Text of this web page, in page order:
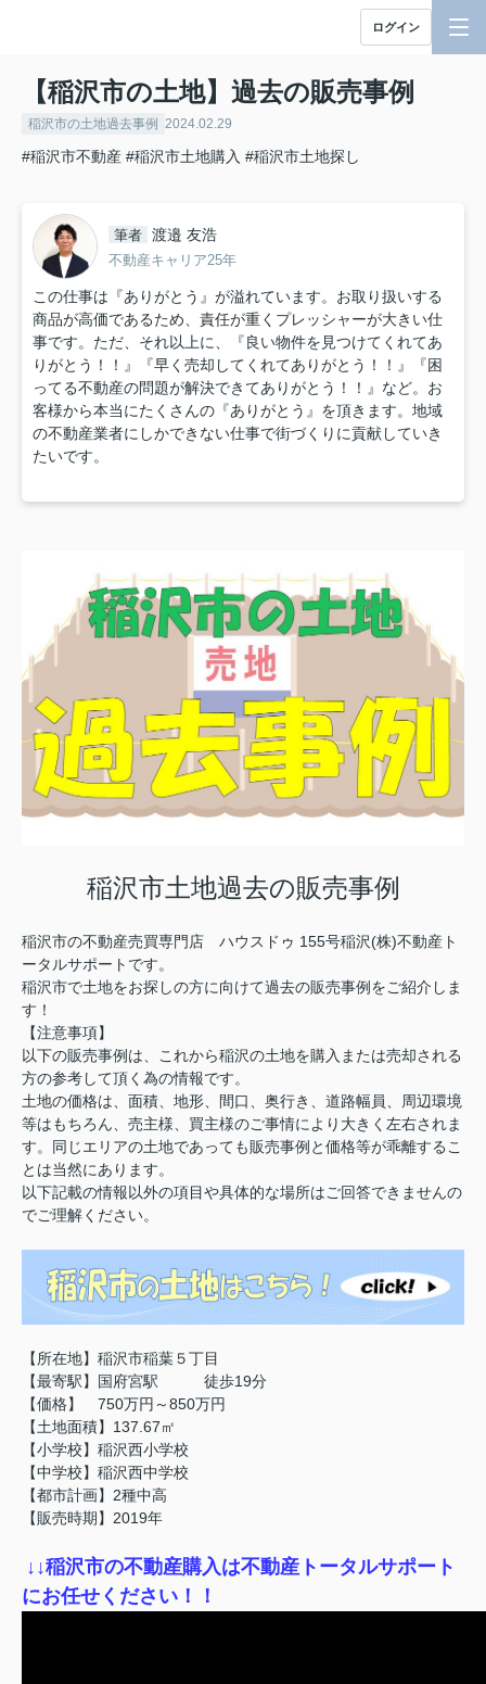
ログイン
【稲沢市の土地】過去の販売事例
稲沢市の土地過去事例 2024.02.29
#稲沢市不動産 #稲沢市土地購入 #稲沢市土地探し
筆者 渡邉 友浩
不動産キャリア25年
この仕事は『ありがとう』が溢れています。お取り扱いする
商品が高価であるため、責任が重くプレッシャーが大きい仕
事です。ただ、それ以上に、『良い物件を見つけてくれてあ
りがとう！！』『早く売却してくれてありがとう！！』『困
ってる不動産の問題が解決できてありがとう！！』など。お
客様から本当にたくさんの『ありがとう』を頂きます。地域
の不動産業者にしかできない仕事で街づくりに貢献していき
たいです。
稲沢市土地過去の販売事例
稲沢市の不動産売買専門店 ハウスドゥ 155号稲沢(株)不動産ト
ータルサポートです。
稲沢市で土地をお探しの方に向けて過去の販売事例をご紹介しま
す！
【注意事項】
以下の販売事例は、これから稲沢の土地を購入または売却される
方の参考して頂く為の情報です。
土地の価格は、面積、地形、間口、奥行き、道路幅員、周辺環境
等はもちろん、売主様、買主様のご事情により大きく左右されま
す。同じエリアの土地であっても販売事例と価格等が乖離するこ
とは当然にあります。
以下記載の情報以外の項目や具体的な場所はご回答できませんの
でご理解ください。
【所在地】稲沢市稲葉５丁目
【最寄駅】国府宮駅 徒歩19分
【価格】 750万円～850万円
【土地面積】137.67㎡
【小学校】稲沢西小学校
【中学校】稲沢西中学校
【都市計画】2種中高
【販売時期】2019年
↓ ↓稲沢市の不動産購入は不動産トータルサポート
にお任せください！！